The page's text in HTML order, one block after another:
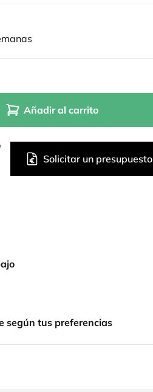
Añadir al carrito
Solicitar un presupuesto
según tus preferencias